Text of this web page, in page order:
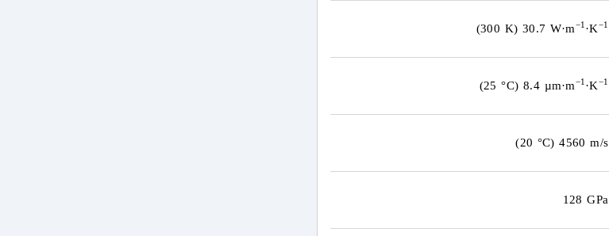
(300 K) 30.7 W·m−1 ·K−1
(25 °C) 8.4 µm·m−1 ·K−1
(20 °C) 4560 m/s
128 GPa